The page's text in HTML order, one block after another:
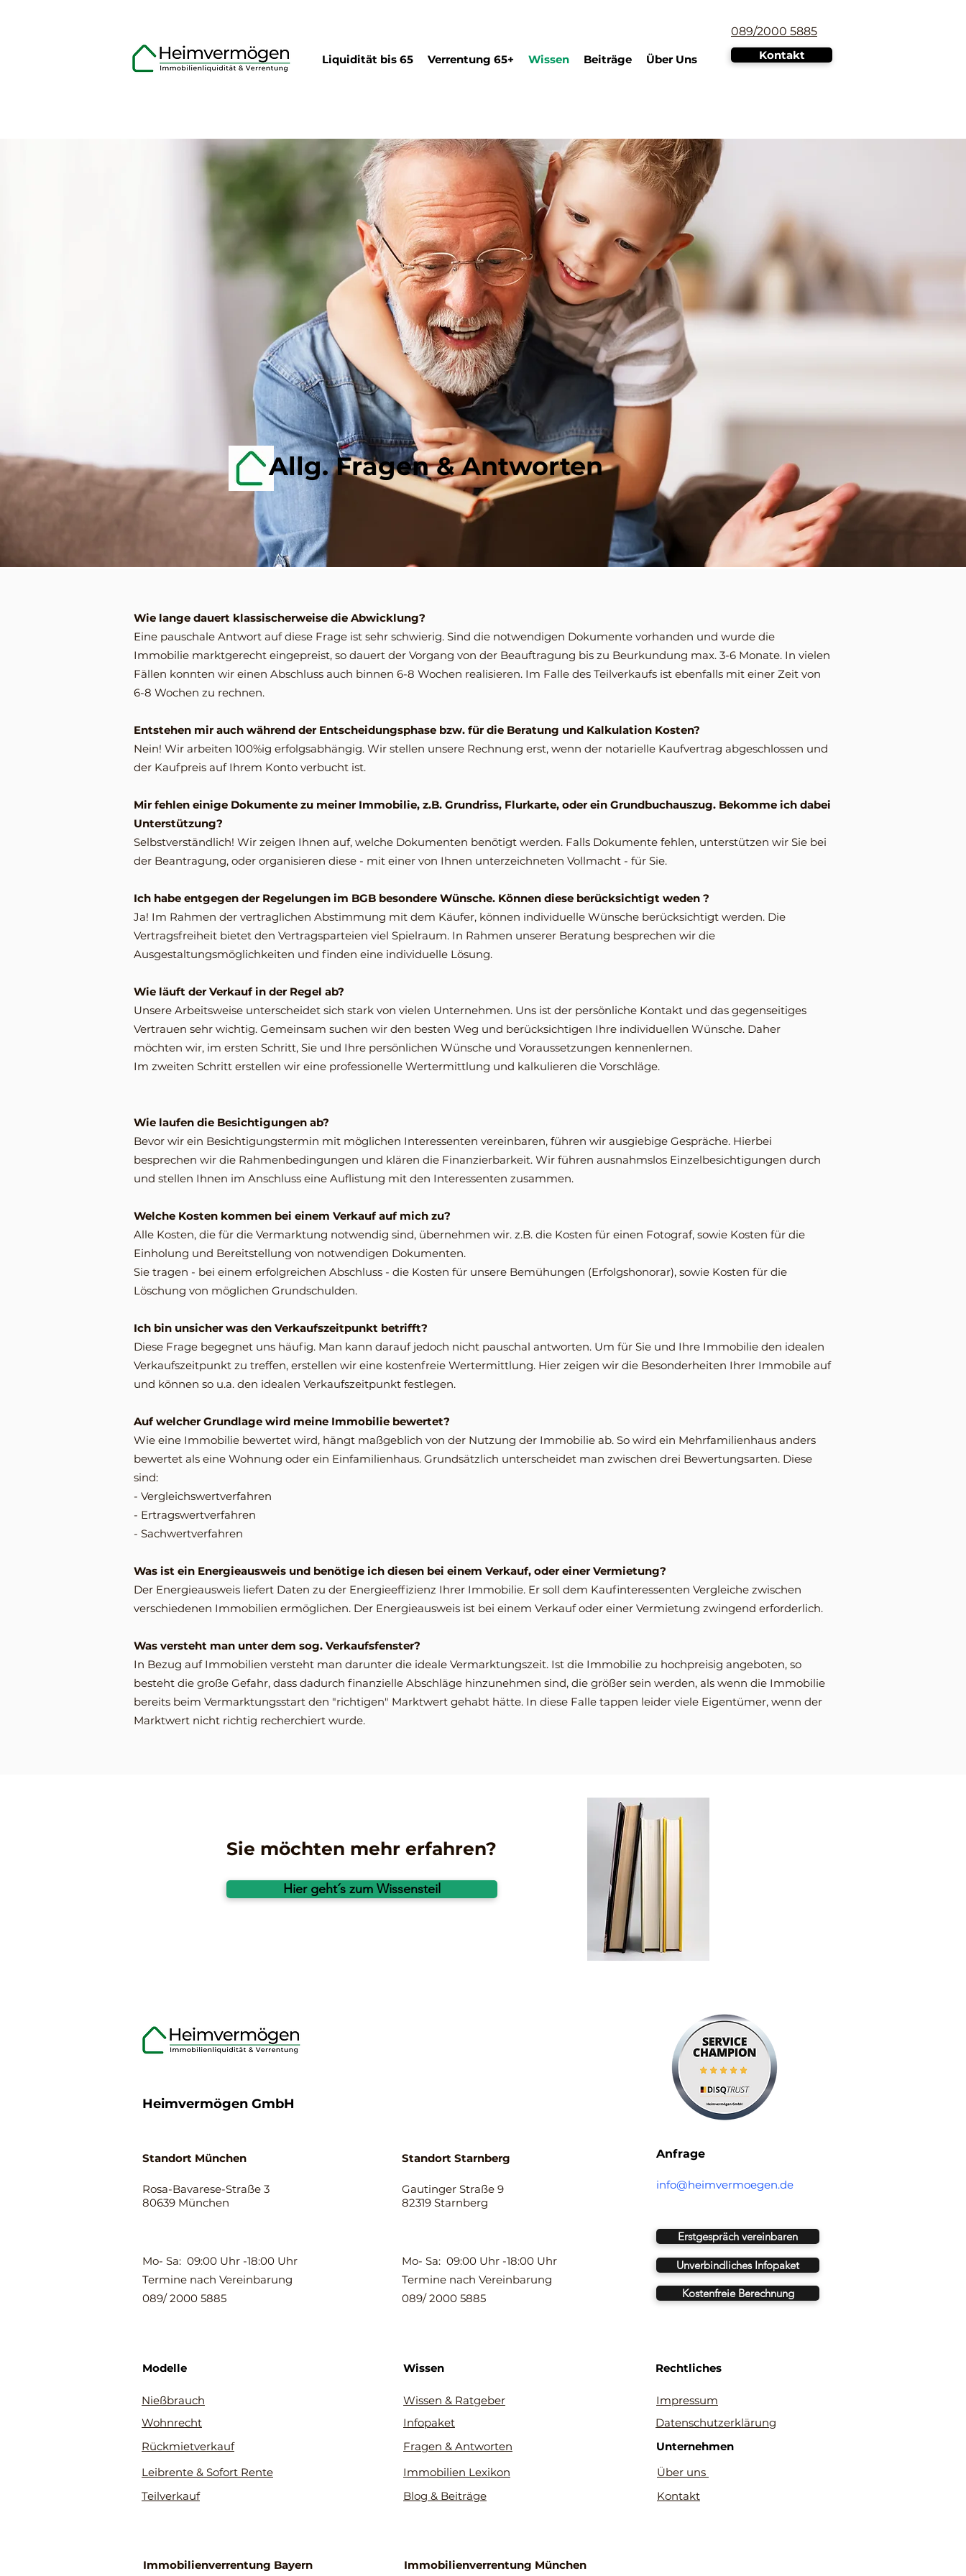
Liquidität bis 65 Verrentung 65+ Wissen Beiträge Über Uns
089/2000 5885
Kontakt
Allg. Fragen & Antworten
Wie lange dauert klassischerweise die Abwicklung?
Eine pauschale Antwort auf diese Frage ist sehr schwierig. Sind die notwendigen Dokumente vorhanden und wurde die
Immobilie marktgerecht eingepreist, so dauert der Vorgang von der Beauftragung bis zu Beurkundung max. 3-6 Monate. In vielen
Fällen konnten wir einen Abschluss auch binnen 6-8 Wochen realisieren. Im Falle des Teilverkaufs ist ebenfalls mit einer Zeit von
6-8 Wochen zu rechnen.
Entstehen mir auch während der Entscheidungsphase bzw. für die Beratung und Kalkulation Kosten?
Nein! Wir arbeiten 100%ig erfolgsabhängig. Wir stellen unsere Rechnung erst, wenn der notarielle Kaufvertrag abgeschlossen und
der Kaufpreis auf Ihrem Konto verbucht ist.
Mir fehlen einige Dokumente zu meiner Immobilie, z.B. Grundriss, Flurkarte, oder ein Grundbuchauszug. Bekomme ich dabei
Unterstützung?
Selbstverständlich! Wir zeigen Ihnen auf, welche Dokumenten benötigt werden. Falls Dokumente fehlen, unterstützen wir Sie bei
der Beantragung, oder organisieren diese - mit einer von Ihnen unterzeichneten Vollmacht - für Sie.
Ich habe entgegen der Regelungen im BGB besondere Wünsche. Können diese berücksichtigt weden ?
Ja! Im Rahmen der vertraglichen Abstimmung mit dem Käufer, können individuelle Wünsche berücksichtigt werden. Die
Vertragsfreiheit bietet den Vertragsparteien viel Spielraum. In Rahmen unserer Beratung besprechen wir die
Ausgestaltungsmöglichkeiten und finden eine individuelle Lösung.
Wie läuft der Verkauf in der Regel ab?
Unsere Arbeitsweise unterscheidet sich stark von vielen Unternehmen. Uns ist der persönliche Kontakt und das gegenseitiges
Vertrauen sehr wichtig. Gemeinsam suchen wir den besten Weg und berücksichtigen Ihre individuellen Wünsche. Daher
möchten wir, im ersten Schritt, Sie und Ihre persönlichen Wünsche und Voraussetzungen kennenlernen.
Im zweiten Schritt erstellen wir eine professionelle Wertermittlung und kalkulieren die Vorschläge.
Wie laufen die Besichtigungen ab?
Bevor wir ein Besichtigungstermin mit möglichen Interessenten vereinbaren, führen wir ausgiebige Gespräche. Hierbei
besprechen wir die Rahmenbedingungen und klären die Finanzierbarkeit. Wir führen ausnahmslos Einzelbesichtigungen durch
und stellen Ihnen im Anschluss eine Auflistung mit den Interessenten zusammen.
Welche Kosten kommen bei einem Verkauf auf mich zu?
Alle Kosten, die für die Vermarktung notwendig sind, übernehmen wir. z.B. die Kosten für einen Fotograf, sowie Kosten für die
Einholung und Bereitstellung von notwendigen Dokumenten.
Sie tragen - bei einem erfolgreichen Abschluss - die Kosten für unsere Bemühungen (Erfolgshonorar), sowie Kosten für die
Löschung von möglichen Grundschulden.
Ich bin unsicher was den Verkaufszeitpunkt betrifft?
Diese Frage begegnet uns häufig. Man kann darauf jedoch nicht pauschal antworten. Um für Sie und Ihre Immobilie den idealen
Verkaufszeitpunkt zu treffen, erstellen wir eine kostenfreie Wertermittlung. Hier zeigen wir die Besonderheiten Ihrer Immobile auf
und können so u.a. den idealen Verkaufszeitpunkt festlegen.
Auf welcher Grundlage wird meine Immobilie bewertet?
Wie eine Immobilie bewertet wird, hängt maßgeblich von der Nutzung der Immobilie ab. So wird ein Mehrfamilienhaus anders
bewertet als eine Wohnung oder ein Einfamilienhaus. Grundsätzlich unterscheidet man zwischen drei Bewertungsarten. Diese
sind:
- Vergleichswertverfahren
- Ertragswertverfahren
- Sachwertverfahren
Was ist ein Energieausweis und benötige ich diesen bei einem Verkauf, oder einer Vermietung?
Der Energieausweis liefert Daten zu der Energieeffizienz Ihrer Immobilie. Er soll dem Kaufinteressenten Vergleiche zwischen
verschiedenen Immobilien ermöglichen. Der Energieausweis ist bei einem Verkauf oder einer Vermietung zwingend erforderlich.
Was versteht man unter dem sog. Verkaufsfenster?
In Bezug auf Immobilien versteht man darunter die ideale Vermarktungszeit. Ist die Immobilie zu hochpreisig angeboten, so
besteht die große Gefahr, dass dadurch finanzielle Abschläge hinzunehmen sind, die größer sein werden, als wenn die Immobilie
bereits beim Vermarktungsstart den "richtigen" Marktwert gehabt hätte. In diese Falle tappen leider viele Eigentümer, wenn der
Marktwert nicht richtig recherchiert wurde.
Sie möchten mehr erfahren?
Hier geht´s zum Wissensteil
Heimvermögen GmbH
Standort München
Rosa-Bavarese-Straße 3
80639 München
Standort Starnberg
Gautinger Straße 9
82319 Starnberg
Anfrage
info@heimvermoegen.de
Erstgespräch vereinbaren
Mo- Sa: 09:00 Uhr -18:00 Uhr
Termine nach Vereinbarung
089/ 2000 5885
Modelle
Nießbrauch
Wohnrecht
Rückmietverkauf
Leibrente & Sofort Rente
Teilverkauf
Immobilienverrentung Bayern
Mo- Sa: 09:00 Uhr -18:00 Uhr
Termine nach Vereinbarung
089/ 2000 5885
Wissen
Wissen & Ratgeber
Infopaket
Fragen & Antworten
Immobilien Lexikon
Blog & Beiträge
Unverbindliches Infopaket
Kostenfreie Berechnung
Rechtliches
Impressum
Datenschutzerklärung
Unternehmen
Über uns
Kontakt
Immobilienverrentung München